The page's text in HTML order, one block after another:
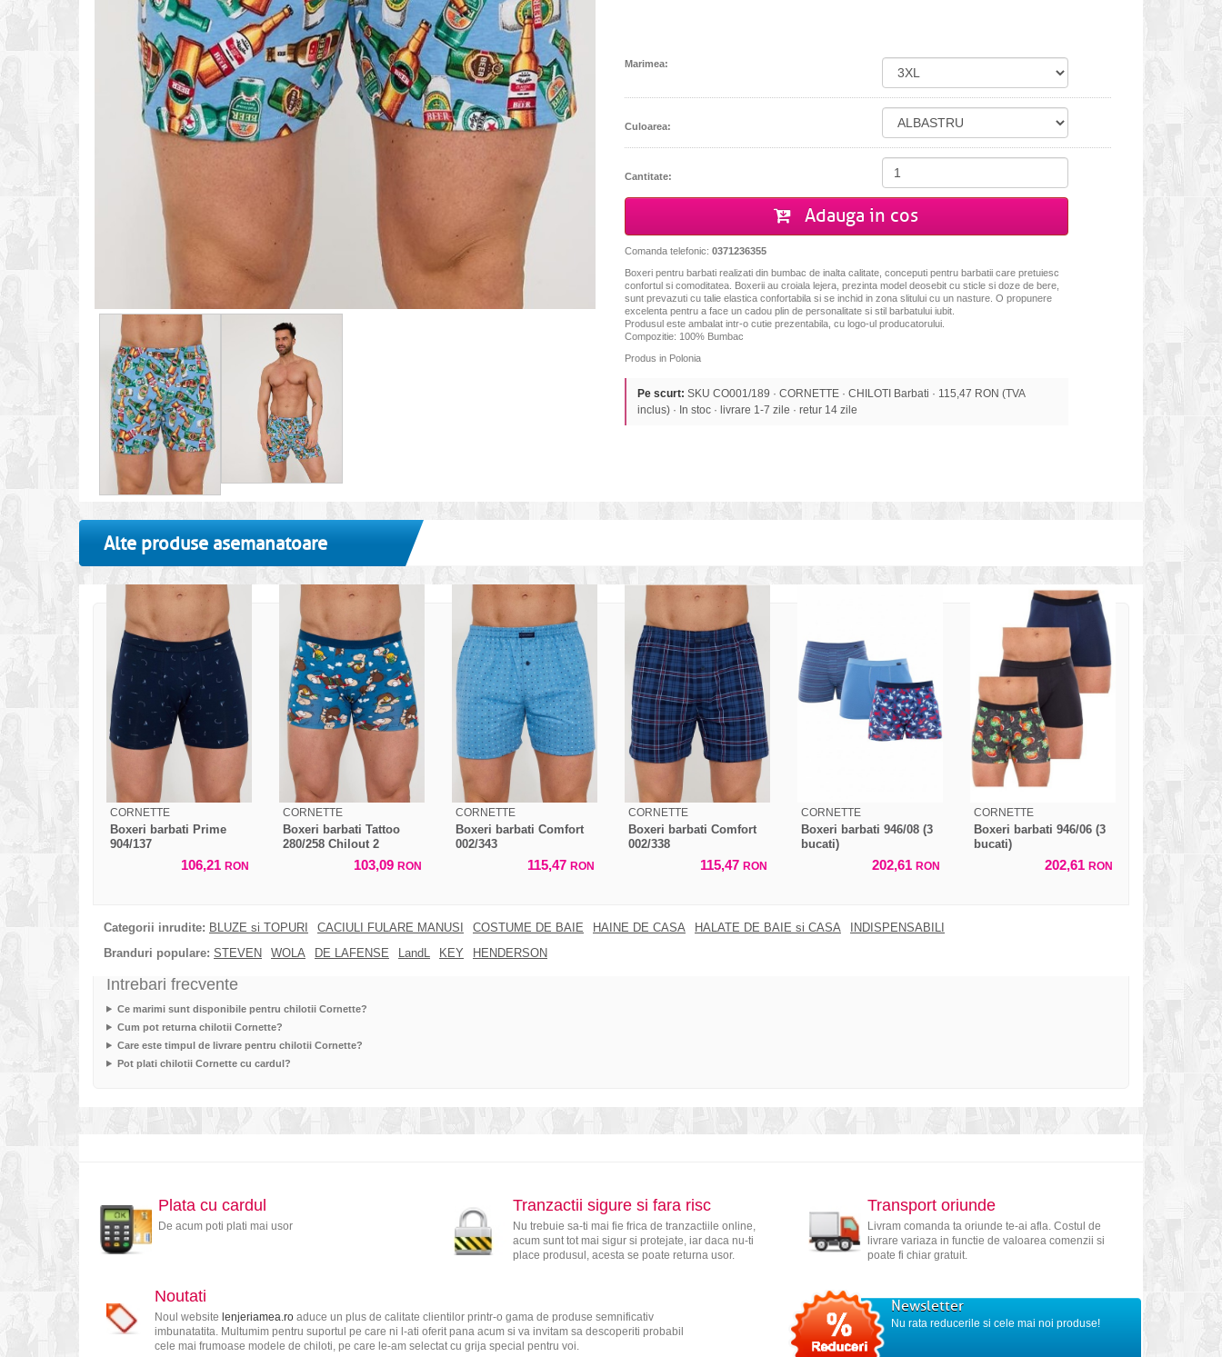
Marimea:
Culoarea:
Cantitate:
Adauga in cos
Comanda telefonic: 0371236355
Boxeri pentru barbati realizati din bumbac de inalta calitate, conceputi pentru barbatii care pretuiesc
confortul si comoditatea. Boxerii au croiala lejera, prezinta model deosebit cu sticle si doze de bere,
sunt prevazuti cu talie elastica confortabila si se inchid in zona slitului cu un nasture. O propunere
excelenta pentru a face un cadou plin de personalitate si stil barbatului iubit.
Produsul este ambalat intr-o cutie prezentabila, cu logo-ul producatorului.
Compozitie: 100% Bumbac
Produs in Polonia
Pe scurt: SKU CO001/189 · CORNETTE · CHILOTI Barbati · 115,47 RON (TVA
inclus) · In stoc · livrare 1-7 zile · retur 14 zile
Alte produse asemanatoare
CORNETTE
Boxeri barbati Prime
904/137
106,21 RON
CORNETTE
Boxeri barbati Tattoo
280/258 Chilout 2
103,09 RON
CORNETTE
Boxeri barbati Comfort
002/343
115,47 RON
CORNETTE
Boxeri barbati Comfort
002/338
115,47 RON
CORNETTE
Boxeri barbati 946/08 (3
bucati)
202,61 RON
CORNETTE
Boxeri barbati 946/06 (3
bucati)
202,61 RON
Categorii inrudite: BLUZE si TOPURI CACIULI FULARE MANUSI COSTUME DE BAIE HAINE DE CASA HALATE DE BAIE si CASA
INDISPENSABILI
Branduri populare: STEVEN WOLA DE LAFENSE LandL KEY HENDERSON
Intrebari frecvente
Ce marimi sunt disponibile pentru chilotii Cornette?
Cum pot returna chilotii Cornette?
Care este timpul de livrare pentru chilotii Cornette?
Pot plati chilotii Cornette cu cardul?
Plata cu cardul
De acum poti plati mai usor
Tranzactii sigure si fara risc
Nu trebuie sa-ti mai fie frica de tranzactiile online,
acum sunt tot mai sigur si protejate, iar daca nu-ti
place produsul, acesta se poate returna usor.
Transport oriunde
Livram comanda ta oriunde te-ai afla. Costul de
livrare variaza in functie de valoarea comenzii si
poate fi chiar gratuit.
Noutati
Noul website lenjeriamea.roaduce un plus de calitate clientilor printr-o gama de produse semnificativ
imbunatatita. Multumim pentru suportul pe care ni l-ati oferit pana acum si va invitam sa descoperiti probabil
cele mai frumoase modele de chiloti, pe care le-am selectat cu grija special pentru voi.
Newsletter
Nu rata reducerile si cele mai noi produse!